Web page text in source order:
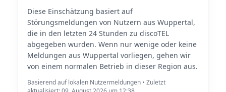
Diese Einschätzung basiert auf
Störungsmeldungen von Nutzern aus Wuppertal,
die in den letzten 24 Stunden zu discoTEL
abgegeben wurden. Wenn nur wenige oder keine
Meldungen aus Wuppertal vorliegen, gehen wir
von einem normalen Betrieb in dieser Region aus.
Basierend auf lokalen Nutzermeldungen • Zuletzt